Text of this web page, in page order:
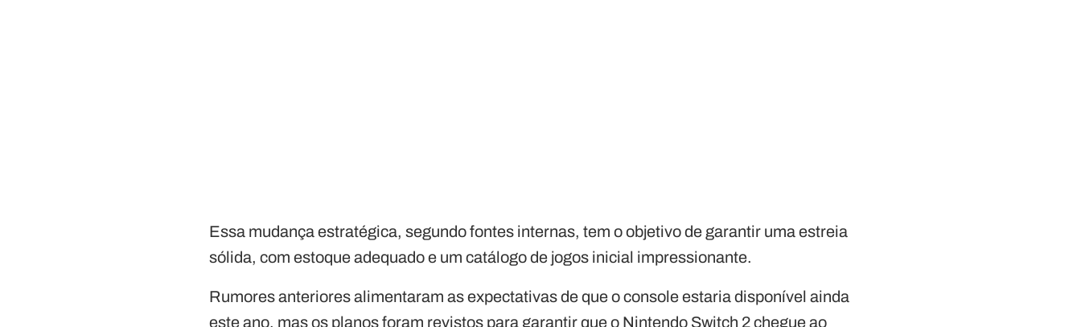
Essa mudança estratégica, segundo fontes internas, tem o objetivo de garantir uma estreia
sólida, com estoque adequado e um catálogo de jogos inicial impressionante.
Rumores anteriores alimentaram as expectativas de que o console estaria disponível ainda
este ano, mas os planos foram revistos para garantir que o Nintendo Switch 2 chegue ao